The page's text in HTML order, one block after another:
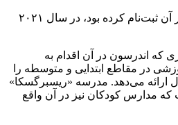
آخرین کلاسی که اندرسون در آن ثبت‌نام کرده بود، در سال ۲۰۲۱
که اندرسون در آن اقدام به
در مقاطع ابتدایی و متوسطه را
بزرگسالان بالای ۲۰ سال ارائه می‌دهد. مدرسه «ریسبرگسکا»
مدارس کودکان نیز در آن واقع